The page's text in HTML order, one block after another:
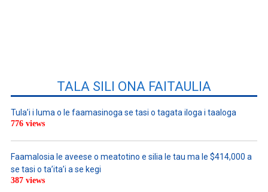
TALA SILI ONA FAITAULIA
Tula’i i luma o le faamasinoga se tasi o tagata iloga i taaloga
776 views
Faamalosia le aveese o meatotino e silia le tau ma le $414,000 a
se tasi o ta’ita’i a se kegi
387 views